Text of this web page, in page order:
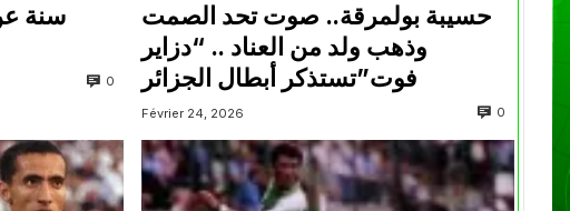
0
حسيبة بولمرقة.. صوت تحد الصمت
وذهب ولد من العناد .. “دزاير
فوت”تستذكر أبطال الجزائر
Février 24, 2026 0